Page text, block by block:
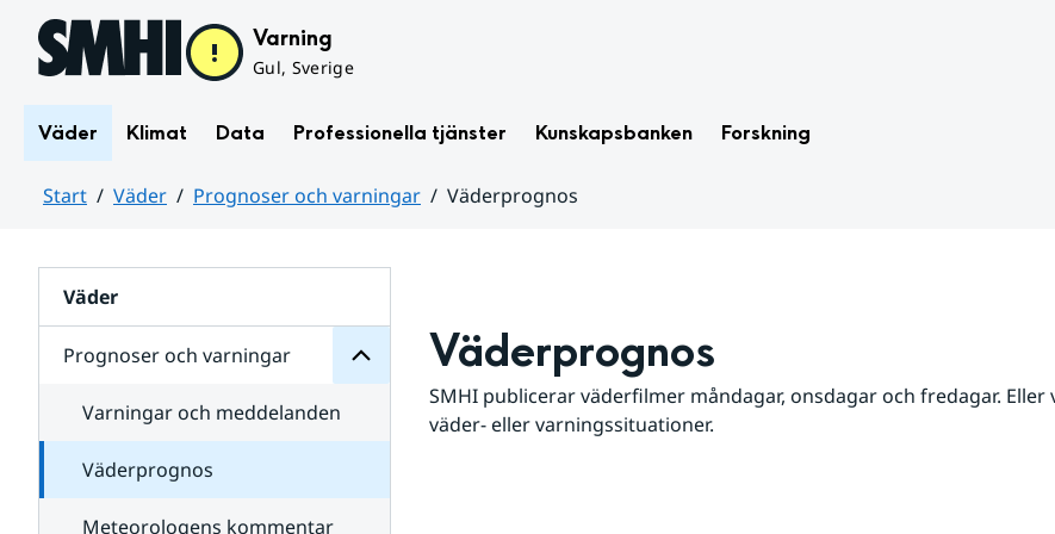
Hoppa till sidans innehåll Varning
Gul, Sverige
Väder Klimat Data Professionella tjänster Kunskapsbanken Forskning
Start Väder Prognoser och varningar
Väderprognos
Väder
Prognoser och varningar
för
varningar
Varningar och meddelanden
Väderprognos
Meteorologens kommentar
Väderprognos
SMHI publicerar väderfilmer måndagar, onsdagar och fredagar. Eller
väder- eller varningssituationer.